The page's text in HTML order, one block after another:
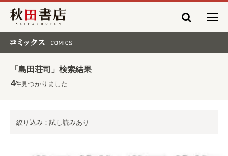
秋田書店
「島田荘司」検索結果
4件見つかりました
絞り込み：試し読みあり